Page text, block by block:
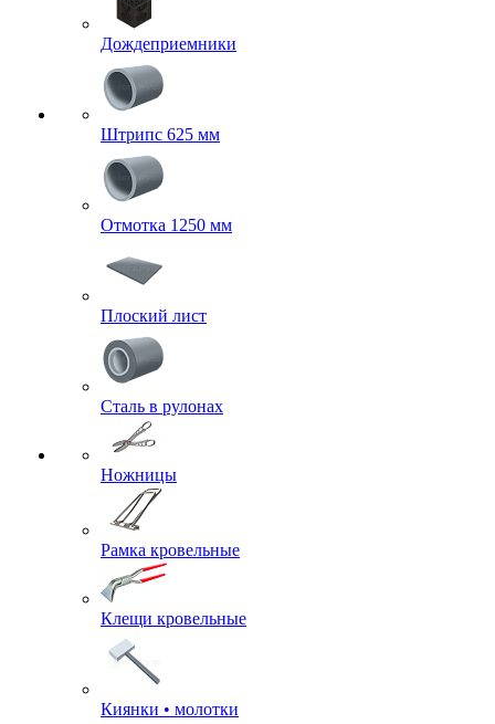
Дождеприемники
Штрипс 625 мм
Отмотка 1250 мм
Плоский лист
Сталь в рулонах
Ножницы
Рамка кровельные
Клещи кровельные
Киянки • молотки